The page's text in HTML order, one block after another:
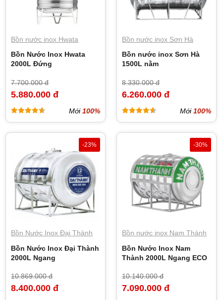
Bồn nước inox Hwata
Bồn Nước Inox Hwata
2000L Đứng
7.700.000 đ
5.880.000 đ
Mới100%
Bồn nước inox Sơn Hà
Bồn nước inox Sơn Hà
1500L nằm
8.330.000 đ
6.260.000 đ
Mới100%
-23%
Bồn Nước Inox Đại Thành
Bồn Nước Inox Đại Thành
2000L Ngang
10.869.000 đ
8.400.000 đ
-30%
Bồn nước inox Nam Thành
Bồn Nước Inox Nam
Thành 2000L Ngang ECO
10.140.000 đ
7.090.000 đ